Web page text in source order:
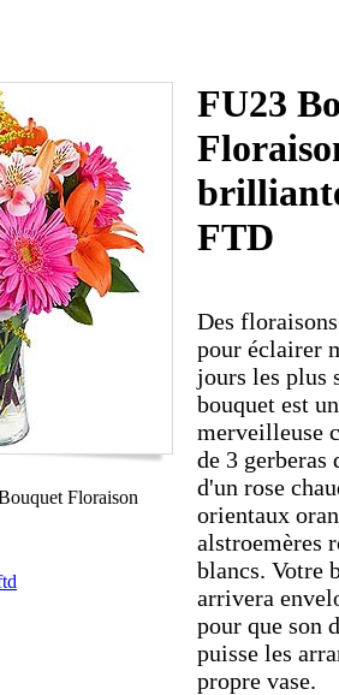
Floraison
FU23
FTD
Des
pour éclairer
jours les plus
bouquet est
merveilleuse
de 3 gerberas
d'un rose
orientaux
alstroemères
blancs. Votre
arrivera
pour que son
puisse les
propre vase.